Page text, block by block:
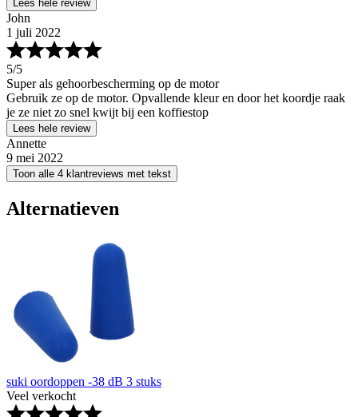
Lees hele review
John
1 juli 2022
5/5
Super als gehoorbescherming op de motor
Gebruik ze op de motor. Opvallende kleur en door het koordje raak
je ze niet zo snel kwijt bij een koffiestop
Lees hele review
Annette
9 mei 2022
Toon alle 4 klantreviews met tekst
Alternatieven
suki oordoppen -38 dB 3 stuks
Veel verkocht